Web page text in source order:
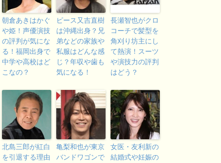
朝倉あきはかぐ
や姫！声優演技
の評判が気にな
る！福岡出身で
中学や高校はど
こなの？
ピース又吉直樹
は沖縄出身？兄
弟などの家族や
私服はどんな感
じ？年収や歯も
気になる！
長瀬智也がクロ
コーチで髪型を
角刈り坊主にし
て熱演！スーツ
や演技力の評判
はどう？
北島三郎が紅白
を引退する理由
亀梨和也が東京
バンドワゴンで
女医・友利新の
結婚式や妊娠の